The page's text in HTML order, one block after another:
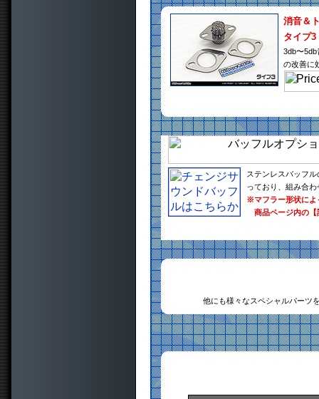
消音＆
タイプ3
3db〜
の改善に
ステンレスバッフ
っており、組み合
※マフラー形状によ
商品ページ内の【
他にも様々なスペシャルパーツ